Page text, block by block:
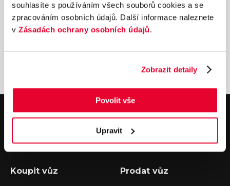
souhlasíte s používáním všech souborů cookies a se
zpracováním osobních údajů. Další informace naleznete
v Zásadách ochrany osobních údajů.
Zobrazit detaily
Povolit vše
Upravit
405 990 Kč s DPH
Přidat k porovnání
+420 325 400 400
nebo nám napište na e-mail
auto@louda.cz
Koupit vůz Prodat vůz